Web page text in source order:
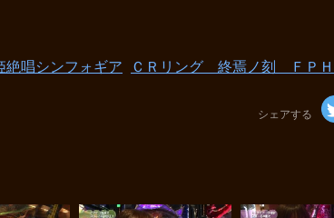
絶唱シンフォギア ＣＲリング 終焉ノ刻 ＦＰＨ
シェアする